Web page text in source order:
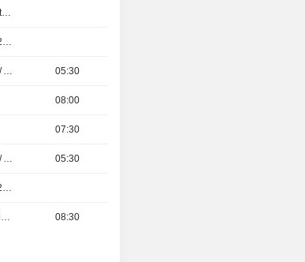
Réunion du Conseil d'Administration
Publication des résultats - Q1 2027
Présentation aux Actionnaires / Analystes 05:30
08:00
07:30
Présentation aux Actionnaires / Analystes 05:30
Publication des résultats - Q2 2026
Assemblée Générale Extraordinaire 08:30